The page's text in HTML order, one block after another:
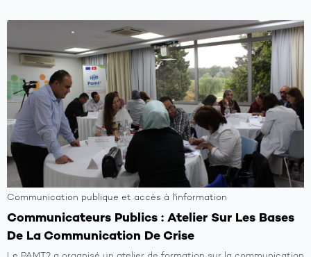
Communication publique et accès à l'information
Communicateurs Publics : Atelier Sur Les Bases
De La Communication De Crise